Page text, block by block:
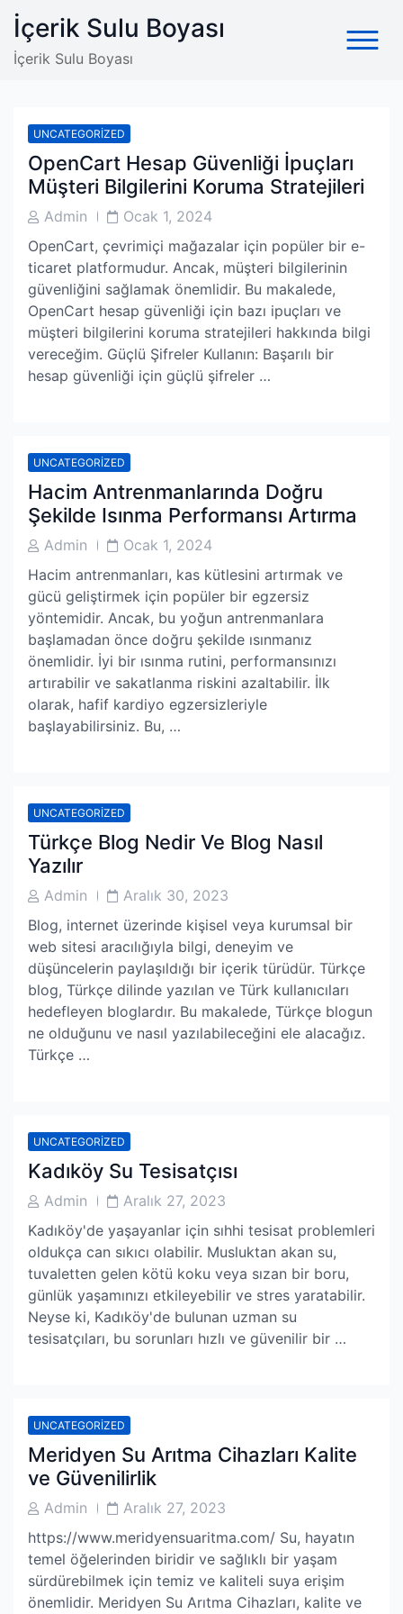
Skip
content
İçerik Sulu Boyası
İçerik Sulu Boyası
UNCATEGORIZED
OpenCart Hesap Güvenliği İpuçları
Müşteri Bilgilerini Koruma Stratejileri
PostAdmin
PostOcak 1, 2024
OpenCart, çevrimiçi mağazalar için popüler bir e-
ticaret platformudur. Ancak, müşteri bilgilerinin
güvenliğini sağlamak önemlidir. Bu makalede,
OpenCart hesap güvenliği için bazı ipuçları ve
müşteri bilgilerini koruma stratejileri hakkında bilgi
vereceğim. Güçlü Şifreler Kullanın: Başarılı bir
hesap güvenliği için güçlü şifreler …
UNCATEGORIZED
Hacim Antrenmanlarında Doğru
Şekilde Isınma Performansı Artırma
PostAdmin
PostOcak 1, 2024
Hacim antrenmanları, kas kütlesini artırmak ve
gücü geliştirmek için popüler bir egzersiz
yöntemidir. Ancak, bu yoğun antrenmanlara
başlamadan önce doğru şekilde ısınmanız
önemlidir. İyi bir ısınma rutini, performansınızı
artırabilir ve sakatlanma riskini azaltabilir. İlk
olarak, hafif kardiyo egzersizleriyle
başlayabilirsiniz. Bu, …
UNCATEGORIZED
Türkçe Blog Nedir Ve Blog Nasıl
Yazılır
PostAdmin
PostAralık 30, 2023
Blog, internet üzerinde kişisel veya kurumsal bir
web sitesi aracılığıyla bilgi, deneyim ve
düşüncelerin paylaşıldığı bir içerik türüdür. Türkçe
blog, Türkçe dilinde yazılan ve Türk kullanıcıları
hedefleyen bloglardır. Bu makalede, Türkçe blogun
ne olduğunu ve nasıl yazılabileceğini ele alacağız.
Türkçe …
UNCATEGORIZED
Kadıköy Su Tesisatçısı
PostAdmin
PostAralık 27, 2023
Kadıköy'de yaşayanlar için sıhhi tesisat problemleri
oldukça can sıkıcı olabilir. Musluktan akan su,
tuvaletten gelen kötü koku veya sızan bir boru,
günlük yaşamınızı etkileyebilir ve stres yaratabilir.
Neyse ki, Kadıköy'de bulunan uzman su
tesisatçıları, bu sorunları hızlı ve güvenilir bir …
UNCATEGORIZED
Meridyen Su Arıtma Cihazları Kalite
ve Güvenilirlik
PostAdmin
PostAralık 27, 2023
https://www.meridyensuaritma.com/ Su, hayatın
temel öğelerinden biridir ve sağlıklı bir yaşam
sürdürebilmek için temiz ve kaliteli suya erişim
önemlidir. Meridyen Su Arıtma Cihazları, kalite ve